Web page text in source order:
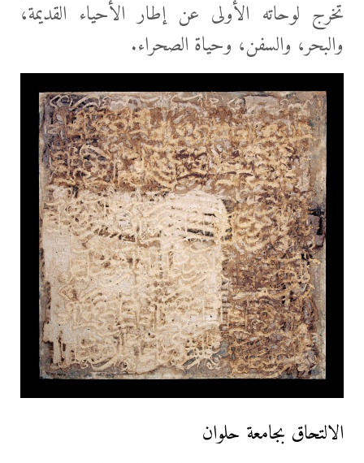
تخرج لوحاته الأولى عن إطار الأحياء القديمة،
والبحر، والسفن، وحياة الصحراء.
الالتحاق بجامعة حلوان